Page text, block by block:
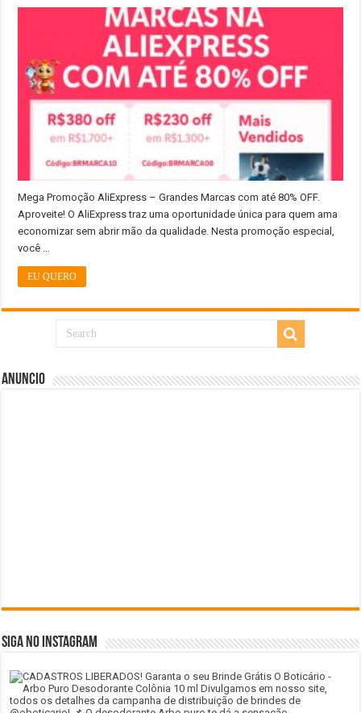
Mega Promoção AliExpress – Grandes Marcas com até 80% OFF.
Aproveite! O AliExpress traz uma oportunidade única para quem ama
economizar sem abrir mão da qualidade. Nesta promoção especial,
você …
EU QUERO
Anuncio
SIGA NO INSTAGRAM